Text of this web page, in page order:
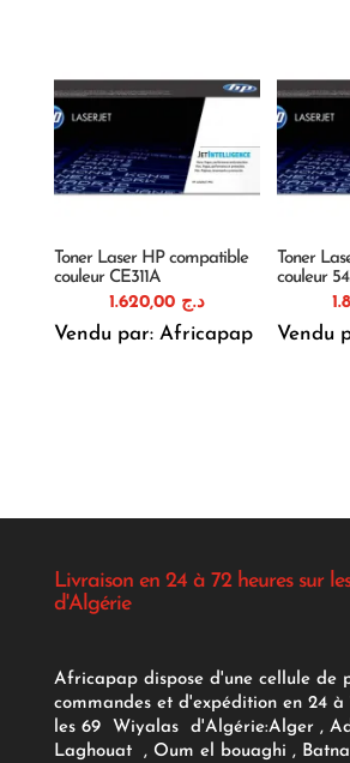
Toner Laser HP compatible
couleur CE311A
د.ج 1.620,00
Vendu par: Africapap
Toner
couleur
Vendu
Livraison en 24 à 72 heures sur
d'Algérie
Africapap dispose d'une cellule de
commandes et d'expédition en 24 à
les 69 Wiyalas d'Algérie:Alger ,
Laghouat , Oum el bouaghi ,